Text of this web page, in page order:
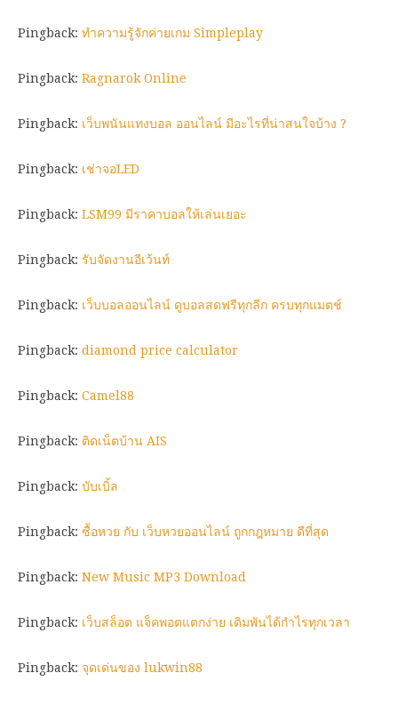
Pingback: ทำความรู้จักค่ายเกม Simpleplay
Pingback: Ragnarok Online
Pingback: เว็บพนันแทงบอล ออนไลน์ มีอะไรที่น่าสนใจบ้าง ?
Pingback: เช่าจอLED
Pingback: LSM99 มีราคาบอลให้เล่นเยอะ
Pingback: รับจัดงานอีเว้นท์
Pingback: เว็บบอลออนไลน์ ดูบอลสดฟรีทุกลีก ครบทุกแมตช์
Pingback: diamond price calculator
Pingback: Camel88
Pingback: ติดเน็ตบ้าน AIS
Pingback: บับเบิ้ล
Pingback: ซื้อหวย กับ เว็บหวยออนไลน์ ถูกกฎหมาย ดีที่สุด
Pingback: New Music MP3 Download
Pingback: เว็บสล็อต แจ็คพอตแตกง่าย เดิมพันได้กำไรทุกเวลา
Pingback: จุดเด่นของ lukwin88